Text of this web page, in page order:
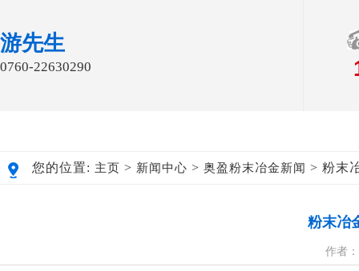
游先生
0760-22630290
您的位置: 主页 > 新闻中心 > 奥盈粉末冶金新闻 > 粉末
粉末冶
作者